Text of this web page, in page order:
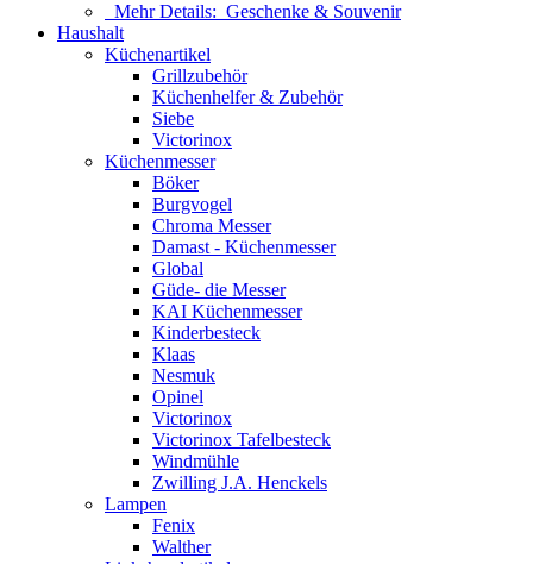
Mehr Details: Geschenke & Souvenir
Haushalt
Küchenartikel
Grillzubehör
Küchenhelfer & Zubehör
Siebe
Victorinox
Küchenmesser
Böker
Burgvogel
Chroma Messer
Damast - Küchenmesser
Global
Güde- die Messer
KAI Küchenmesser
Kinderbesteck
Klaas
Nesmuk
Opinel
Victorinox
Victorinox Tafelbesteck
Windmühle
Zwilling J.A. Henckels
Lampen
Fenix
Walther